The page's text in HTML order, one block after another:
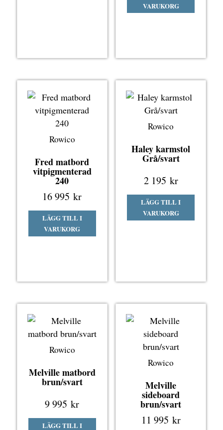
VARUKORG
Rowico
Fred matbord
vitpigmenterad
240
16 995kr
LÄGG TILL I
VARUKORG
Rowico
Haley karmstol
Grå/svart
2 195 kr
LÄGG TILL I
VARUKORG
Rowico
Melville matbord
brun/svart
9 995kr
LÄGG TILL I
Rowico
Melville
sideboard
brun/svart
11 995 kr